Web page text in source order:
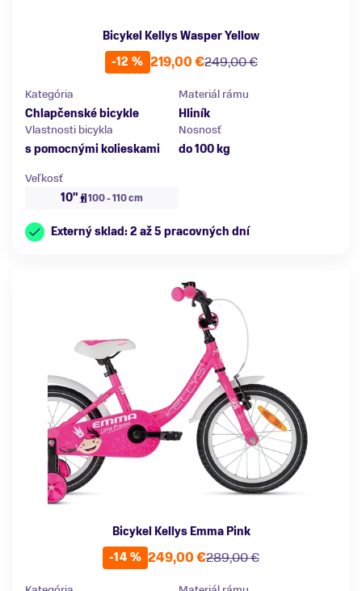
Bicykel Kellys Wasper Yellow
-12 %
249,00 €
219,00 €
Kategória
Chlapčenské bicykle
Materiál rámu
Hliník
Vlastnosti bicykla
s pomocnými kolieskami
Nosnosť
do 100 kg
Veľkosť
10"
100 - 110 cm
Externý sklad: 2 až 5 pracovných dní
Bicykel Kellys Emma Pink
-14 %
289,00 €
249,00 €